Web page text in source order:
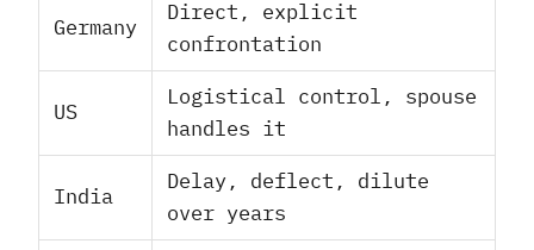
Germany
Direct, explicit
confrontation
US
Logistical control, spouse
handles it
India
Delay, deflect, dilute
over years